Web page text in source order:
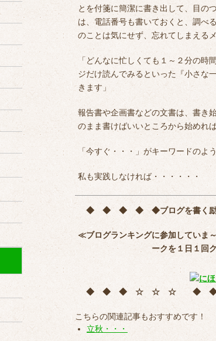
とを付箋に簡潔に書き出して、目の
は、電話番号も書いておくと、調べ
のことは気にせず、忘れてしまえる
「どんなに忙しくても１～２分の
ジだけ読んでみるといった『小さな
きます」
報告書や企画書などの文書は、書き
のまま書けばいいところから始めれ
「今すぐ・・・」がキーワードのよう
私も実践しなければ・・・・・・
◆ ◆ ◆ ◆ ◆ブログを書く
≪ブログランキングに参加していま
ークを１日１回
◆ ◆ ◆ ☆ ☆ ☆ ◆
こちらの関連記事もおすすめです！
立秋・・・